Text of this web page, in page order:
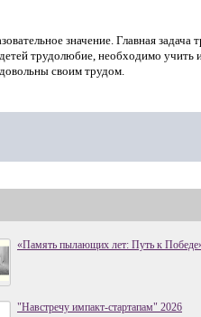
значение. Главная задача
трудолюбие, необходимо учить
довольны своим трудом.
«Память пылающих лет: Путь к
"Навстречу импакт-стартапам" 2026